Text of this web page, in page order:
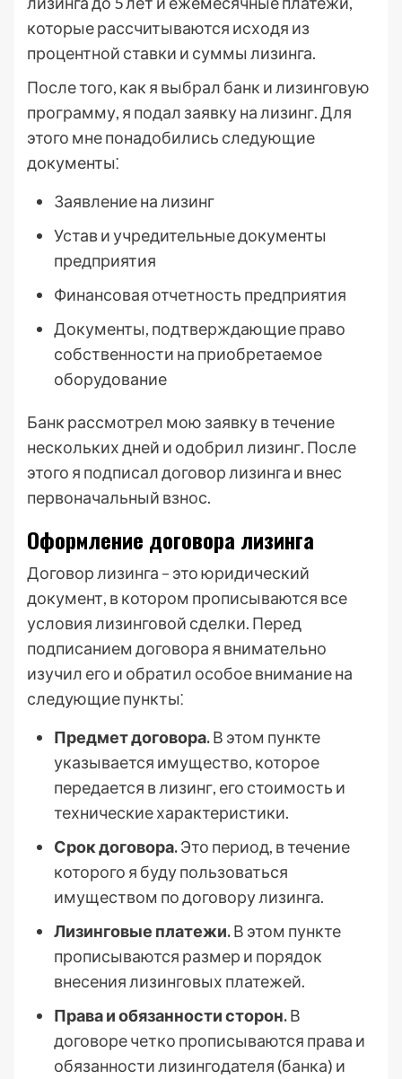
которые рассчитываются исходя из
процентной ставки и суммы лизинга.
После того, как я выбрал банк и лизинговую
программу, я подал заявку на лизинг. Для
этого мне понадобились следующие
документы⁚
Заявление на лизинг
Устав и учредительные документы
предприятия
Финансовая отчетность предприятия
Документы, подтверждающие право
собственности на приобретаемое
оборудование
Банк рассмотрел мою заявку в течение
нескольких дней и одобрил лизинг. После
этого я подписал договор лизинга и внес
первоначальный взнос.
Оформление договора лизинга
Договор лизинга – это юридический
документ, в котором прописываются все
условия лизинговой сделки. Перед
подписанием договора я внимательно
изучил его и обратил особое внимание на
следующие пункты⁚
Предмет договора.В этом пункте
указывается имущество, которое
передается в лизинг, его стоимость и
технические характеристики.
Срок договора.Это период, в течение
которого я буду пользоваться
имуществом по договору лизинга.
Лизинговые платежи.В этом пункте
прописываются размер и порядок
внесения лизинговых платежей.
Права и обязанности сторон.В
договоре четко прописываются права и
обязанности лизингодателя (банка) и